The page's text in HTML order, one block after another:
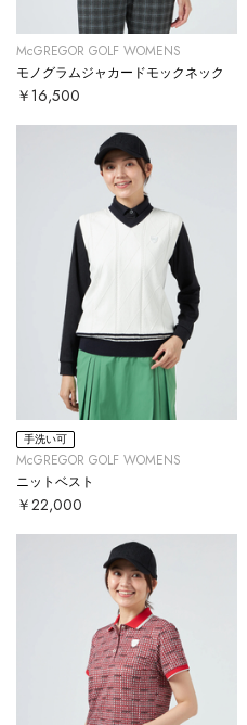
McGREGOR GOLF WOMENS
モノグラムジャカードモックネック
￥16,500
手洗い可
McGREGOR GOLF WOMENS
ニットベスト
￥22,000